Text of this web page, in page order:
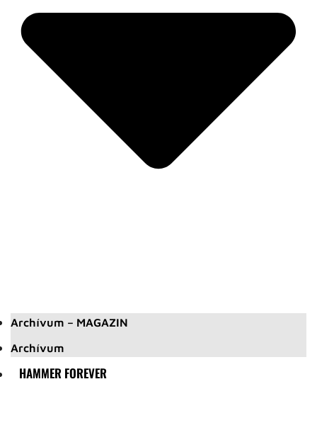
Archívum – MAGAZIN
Archívum
HAMMER FOREVER